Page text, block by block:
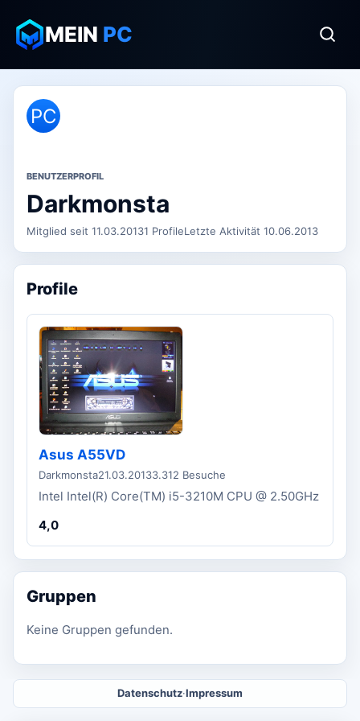
MEIN PC
PC
BENUTZERPROFIL
Darkmonsta
Mitglied seit 11.03.20131 ProfileLetzte Aktivität 10.06.2013
Profile
Asus A55VD
Darkmonsta21.03.20133.312 Besuche
Intel Intel(R) Core(TM) i5-3210M CPU @ 2.50GHz
4,0
Gruppen
Keine Gruppen gefunden.
Datenschutz·Impressum